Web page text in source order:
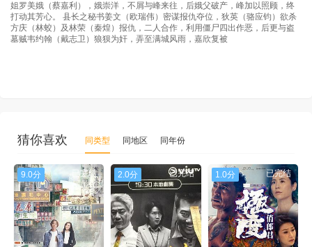
姐罗美娥（蔡嘉利），娥崇洋，不屑与峰来往，后娥父破产，峰加以照顾，终
打动其芳心。 县长之秘书姜文（欧瑞伟）密谋报仇夺位，狄英（骆应钧）欲杀
方庆（林蛟）及林荣（秦煌）报仇，二人合作，利用僵尸四出作恶，后更与盗
墓贼韦约翰（戴志卫）狼狈为奸，弄至满城风雨，嘉欣复被
猜你喜欢 同类型 同地区 同年份
9.0分 已完结 2.0分 已完结 1.0分 已完结